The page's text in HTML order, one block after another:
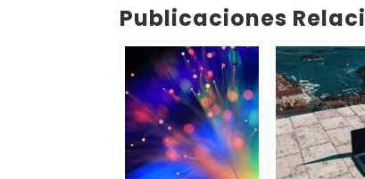
Publicaciones